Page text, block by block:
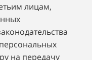
лицам,
на передачу